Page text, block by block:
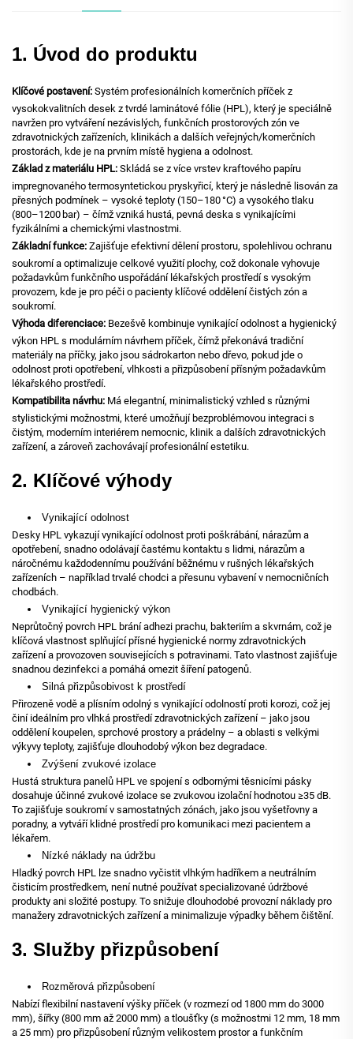
1. Úvod do produktu
Klíčové postavení: Systém profesionálních komerčních příček z
vysokokvalitních desek z tvrdé laminátové fólie (HPL), který je speciálně
navržen pro vytváření nezávislých, funkčních prostorových zón ve
zdravotnických zařízeních, klinikách a dalších veřejných/komerčních
prostorách, kde je na prvním místě hygiena a odolnost.
Základ z materiálu HPL: Skládá se z více vrstev kraftového papíru
impregnovaného termosyntetickou pryskyřicí, který je následně lisován za
přesných podmínek – vysoké teploty (150–180 °C) a vysokého tlaku
(800–1200 bar) – čímž vzniká hustá, pevná deska s vynikajícími
fyzikálními a chemickými vlastnostmi.
Základní funkce: Zajišťuje efektivní dělení prostoru, spolehlivou ochranu
soukromí a optimalizuje celkové využití plochy, což dokonale vyhovuje
požadavkům funkčního uspořádání lékařských prostředí s vysokým
provozem, kde je pro péči o pacienty klíčové oddělení čistých zón a
soukromí.
Výhoda diferenciace: Bezešvě kombinuje vynikající odolnost a hygienický
výkon HPL s modulárním návrhem příček, čímž překonává tradiční
materiály na příčky, jako jsou sádrokarton nebo dřevo, pokud jde o
odolnost proti opotřebení, vlhkosti a přizpůsobení přísným požadavkům
lékařského prostředí.
Kompatibilita návrhu: Má elegantní, minimalistický vzhled s různými
stylistickými možnostmi, které umožňují bezproblémovou integraci s
čistým, moderním interiérem nemocnic, klinik a dalších zdravotnických
zařízení, a zároveň zachovávají profesionální estetiku.
2. Klíčové výhody
Vynikající odolnost
Desky HPL vykazují vynikající odolnost proti poškrábání, nárazům a
opotřebení, snadno odolávají častému kontaktu s lidmi, nárazům a
náročnému každodennímu používání běžnému v rušných lékařských
zařízeních – například trvalé chodci a přesunu vybavení v nemocničních
chodbách.
Vynikající hygienický výkon
Neprůtočný povrch HPL brání adhezi prachu, bakteriím a skvrnám, což je
klíčová vlastnost splňující přísné hygienické normy zdravotnických
zařízení a provozoven souvisejících s potravinami. Tato vlastnost zajišťuje
snadnou dezinfekci a pomáhá omezit šíření patogenů.
Silná přizpůsobivost k prostředí
Přirozeně vodě a plísním odolný s vynikající odolností proti korozi, což jej
činí ideálním pro vlhká prostředí zdravotnických zařízení – jako jsou
oddělení koupelen, sprchové prostory a prádelny – a oblasti s velkými
výkyvy teploty, zajišťuje dlouhodobý výkon bez degradace.
Zvýšení zvukové izolace
Hustá struktura panelů HPL ve spojení s odbornými těsnicími pásky
dosahuje účinné zvukové izolace se zvukovou izolační hodnotou ≥35 dB.
To zajišťuje soukromí v samostatných zónách, jako jsou vyšetřovny a
poradny, a vytváří klidné prostředí pro komunikaci mezi pacientem a
lékařem.
Nízké náklady na údržbu
Hladký povrch HPL lze snadno vyčistit vlhkým hadříkem a neutrálním
čisticím prostředkem, není nutné používat specializované údržbové
produkty ani složité postupy. To snižuje dlouhodobé provozní náklady pro
manažery zdravotnických zařízení a minimalizuje výpadky během čištění.
3. Služby přizpůsobení
Rozměrová přizpůsobení
Nabízí flexibilní nastavení výšky příček (v rozmezí od 1800 mm do 3000
mm), šířky (800 mm až 2000 mm) a tloušťky (s možnostmi 12 mm, 18 mm
a 25 mm) pro přizpůsobení různým velikostem prostor a funkčním